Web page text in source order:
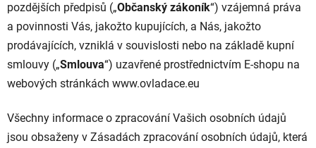
pozdějších předpisů („Občanský zákoník“) vzájemná práva
a povinnosti Vás, jakožto kupujících, a Nás, jakožto
prodávajících, vzniklá v souvislosti nebo na základě kupní
smlouvy („Smlouva“) uzavřené prostřednictvím E-shopu na
webových stránkách www.ovladace.eu
Všechny informace o zpracování Vašich osobních údajů
jsou obsaženy v Zásadách zpracování osobních údajů, která